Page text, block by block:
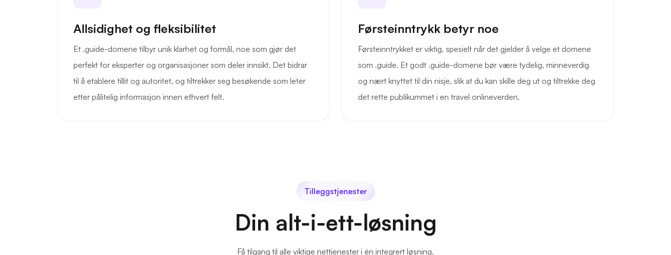
Allsidighet og fleksibilitet
Et .guide-domene tilbyr unik klarhet og formål, noe som gjør det
perfekt for eksperter og organisasjoner som deler innsikt. Det bidrar
til å etablere tillit og autoritet, og tiltrekker seg besøkende som leter
etter pålitelig informasjon innen ethvert felt.
Førsteinntrykk betyr noe
Førsteinntrykket er viktig, spesielt når det gjelder å velge et domene
som .guide. Et godt .guide-domene bør være tydelig, minneverdig
og nært knyttet til din nisje, slik at du kan skille deg ut og tiltrekke deg
det rette publikummet i en travel onlineverden.
Tilleggstjenester
Din alt-i-ett-løsning
Få tilgang til alle viktige nettjenester i én integrert løsning.